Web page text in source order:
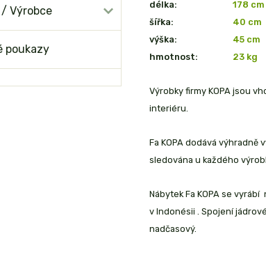
Výrobce
poukazy
délka:
178 cm
šířka:
40 cm
výška:
45 cm
hmotnost:
23 kg
Výrobky firmy KOPA jsou
interiéru.
Fa KOPA dodává
sledována u každého
Nábytek Fa KOPA se
v Indonésii . Spojení
nadčasový.